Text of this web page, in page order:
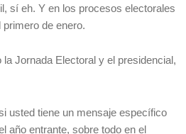
sí eh. Y en los procesos electorales
de enero.
la Jornada Electoral y el presidencial,
usted tiene un mensaje específico
año entrante, sobre todo en el